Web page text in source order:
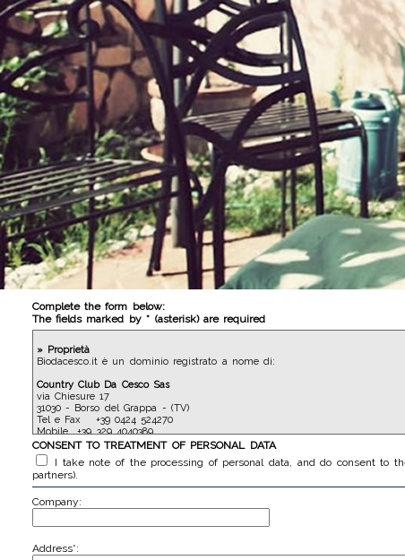
Complete the form below:
The fields marked by * (asterisk) are required
» Proprietà
Biodacesco.it è un dominio registrato a nome di:
Country Club Da Cesco Sas
via Chiesure 17
31030 - Borso del Grappa - (TV)
Tel e Fax +39 0424 524270
Mobile +39 329 4040389
C.f. e P.Iva 04102680263
» Sviluppo Grafico
Il sito è stato sviluppato da Ewebb di Fabio Ortile (www.ewebb.it) per la
» Gestione Contenuti
I contenuti sono gestiti su server Windows 2000 su database Msaccess,
Biodacesco.it si trova in hosting presso la seguente azienda, con data
CONSENT TO TREATMENT OF PERSONAL DATA
I take note of the processing of personal data, and do consent to
partners).
Company:
Address*: